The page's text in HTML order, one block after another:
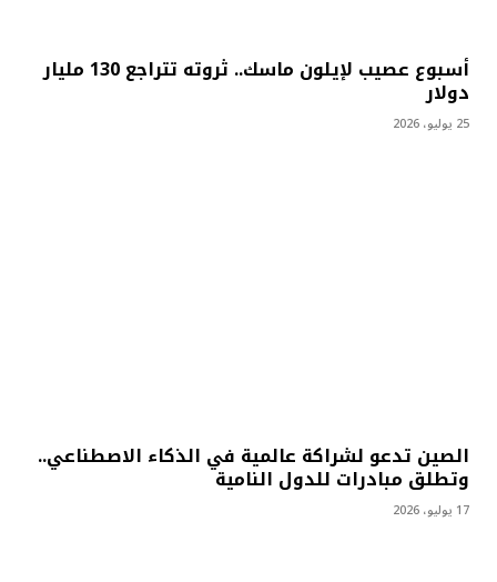
أسبوع عصيب لإيلون ماسك.. ثروته تتراجع 130 مليار
دولار
25 يوليو، 2026
الصين تدعو لشراكة عالمية في الذكاء الاصطناعي..
وتطلق مبادرات للدول النامية
17 يوليو، 2026